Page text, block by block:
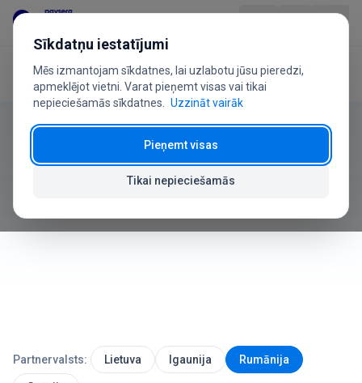
Pāriet uz saturu
Produkts
Nozarēm
Cenas
BUJ
+370 5 207 1558 Ir jautājumi?
Sākums Lietotāja rokasgrāmata Kļūdas
Kļūdas un problēmas
Partnervalsts: Lietuva Igaunija Rumānija
Sīkdatņu iestatījumi
Mēs izmantojam sīkdatnes, lai uzlabotu jūsu pieredzi,
apmeklējot vietni. Varat pieņemt visas vai tikai
nepieciešamās sīkdatnes.
Uzzināt vairāk
Tikai nepieciešamās
Pieņemt visas